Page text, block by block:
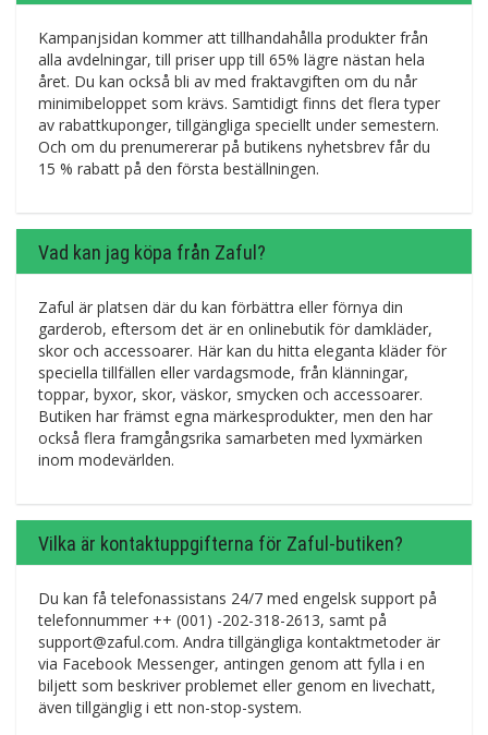
Kampanjsidan kommer att tillhandahålla produkter från
alla avdelningar, till priser upp till 65% lägre nästan hela
året. Du kan också bli av med fraktavgiften om du når
minimibeloppet som krävs. Samtidigt finns det flera typer
av rabattkuponger, tillgängliga speciellt under semestern.
Och om du prenumererar på butikens nyhetsbrev får du
15 % rabatt på den första beställningen.
Vad kan jag köpa från Zaful?
Zaful är platsen där du kan förbättra eller förnya din
garderob, eftersom det är en onlinebutik för damkläder,
skor och accessoarer. Här kan du hitta eleganta kläder för
speciella tillfällen eller vardagsmode, från klänningar,
toppar, byxor, skor, väskor, smycken och accessoarer.
Butiken har främst egna märkesprodukter, men den har
också flera framgångsrika samarbeten med lyxmärken
inom modevärlden.
Vilka är kontaktuppgifterna för Zaful-butiken?
Du kan få telefonassistans 24/7 med engelsk support på
telefonnummer ++ (001) -202-318-2613, samt på
support@zaful.com. Andra tillgängliga kontaktmetoder är
via Facebook Messenger, antingen genom att fylla i en
biljett som beskriver problemet eller genom en livechatt,
även tillgänglig i ett non-stop-system.